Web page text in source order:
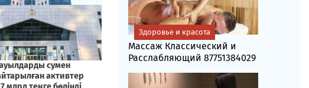
Массаж Классический и
Расслабляющий 87751384029
Здоровье и красота